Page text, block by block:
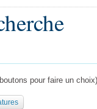
pour faire un choix)